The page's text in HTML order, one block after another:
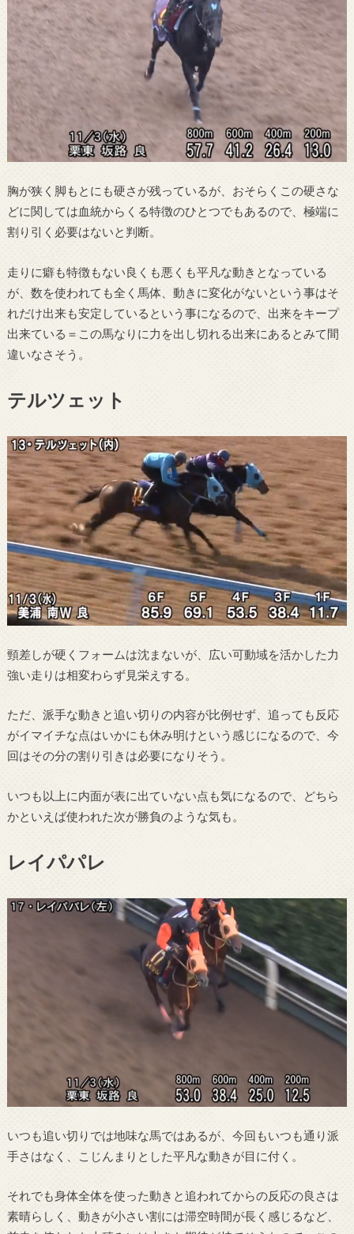
胸が狭く脚もとにも硬さが残っているが、おそらくこの硬さな
どに関しては血統からくる特徴のひとつでもあるので、極端に
割り引く必要はないと判断。
走りに癖も特徴もない良くも悪くも平凡な動きとなっている
が、数を使われても全く馬体、動きに変化がないという事はそ
れだけ出来も安定しているという事になるので、出来をキープ
出来ている＝この馬なりに力を出し切れる出来にあるとみて間
違いなさそう。
テルツェット
頸差しが硬くフォームは沈まないが、広い可動域を活かした力
強い走りは相変わらず見栄えする。
ただ、派手な動きと追い切りの内容が比例せず、追っても反応
がイマイチな点はいかにも休み明けという感じになるので、今
回はその分の割り引きは必要になりそう。
いつも以上に内面が表に出ていない点も気になるので、どちら
かといえば使われた次が勝負のような気も。
レイパパレ
いつも追い切りでは地味な馬ではあるが、今回もいつも通り派
手さはなく、こじんまりとした平凡な動きが目に付く。
それでも身体全体を使った動きと追われてからの反応の良さは
素晴らしく、動きが小さい割には滞空時間が長く感じるなど、